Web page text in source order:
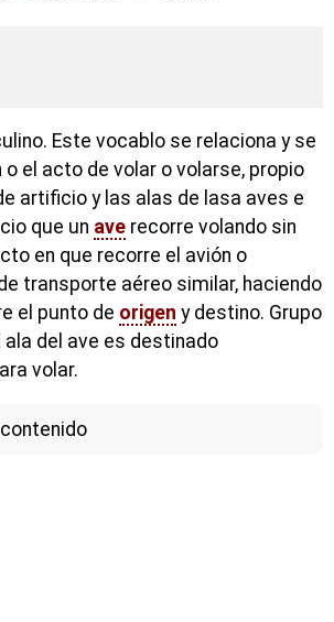
Este vocablo se relaciona y se
el acto de volar o volarse, propio
artificio y las alas de lasa aves e
que un ave recorre volando sin
en que recorre el avión o
transporte aéreo similar, haciendo
el punto de origen y destino. Grupo
del ave es destinado
volar.